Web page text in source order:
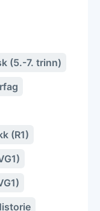
(5.-7. trinn)
(R1)